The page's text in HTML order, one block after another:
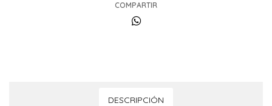
COMPARTIR
DESCRIPCIÓN